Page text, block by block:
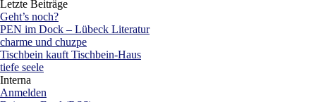
Letzte Beiträge
Geht’s noch?
PEN im Dock – Lübeck Literatur
charme und chuzpe
Tischbein kauft Tischbein-Haus
tiefe seele
Interna
Anmelden